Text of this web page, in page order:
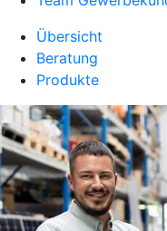
Übersicht
Beratung
Produkte